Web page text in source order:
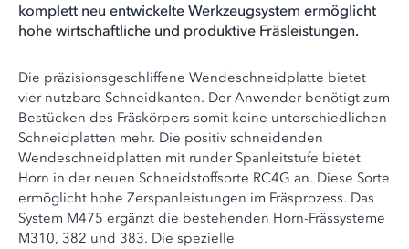
komplett neu entwickelte Werkzeugsystem ermöglicht
hohe wirtschaftliche und produktive Fräsleistungen.
Die präzisionsgeschliffene Wendeschneidplatte bietet
vier nutzbare Schneidkanten. Der Anwender benötigt zum
Bestücken des Fräskörpers somit keine unterschiedlichen
Schneidplatten mehr. Die positiv schneidenden
Wendeschneidplatten mit runder Spanleitstufe bietet
Horn in der neuen Schneidstoffsorte RC4G an. Diese Sorte
ermöglicht hohe Zerspanleistungen im Fräsprozess. Das
System M475 ergänzt die bestehenden Horn-Frässysteme
M310, 382 und 383. Die spezielle